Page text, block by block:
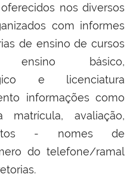
nos diversos
com informes
de ensino de cursos
básico,
e licenciatura
informações como
avaliação,
- nomes de
do telefone/ramal